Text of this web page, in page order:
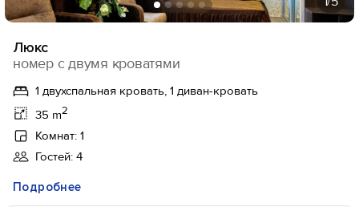
Люкс
номер с двумя кроватями
1 двухспальная кровать, 1 диван-кровать
35 m2
Комнат: 1
Гостей: 4
Подробнее